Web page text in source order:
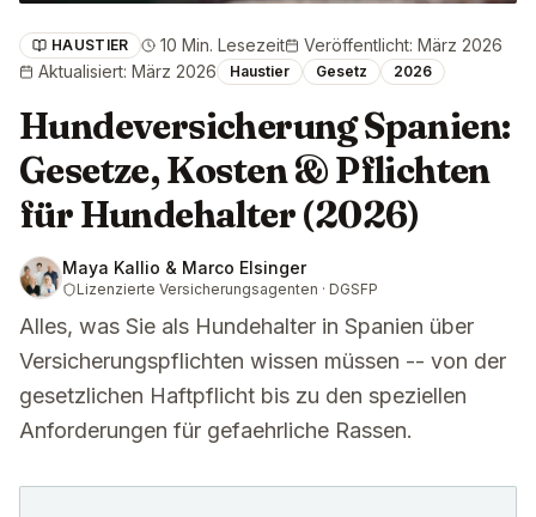
HAUSTIER 10 Min. Lesezeit Veröffentlicht:März 2026
Aktualisiert: März 2026 Haustier Gesetz 2026
Hundeversicherung Spanien:
Gesetze, Kosten & Pflichten
für Hundehalter (2026)
Maya Kallio & Marco Elsinger
Lizenzierte Versicherungsagenten · DGSFP
Alles, was Sie als Hundehalter in Spanien über
Versicherungspflichten wissen müssen -- von der
gesetzlichen Haftpflicht bis zu den speziellen
Anforderungen für gefaehrliche Rassen.